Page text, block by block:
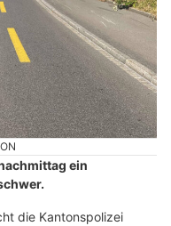
ein
die Kantonspolizei